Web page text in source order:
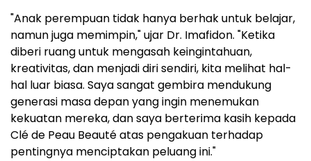
"Anak perempuan tidak hanya berhak untuk belajar,
namun juga memimpin," ujar Dr. Imafidon. "Ketika
diberi ruang untuk mengasah keingintahuan,
kreativitas, dan menjadi diri sendiri, kita melihat hal-
hal luar biasa. Saya sangat gembira mendukung
generasi masa depan yang ingin menemukan
kekuatan mereka, dan saya berterima kasih kepada
Clé de Peau Beauté atas pengakuan terhadap
pentingnya menciptakan peluang ini."